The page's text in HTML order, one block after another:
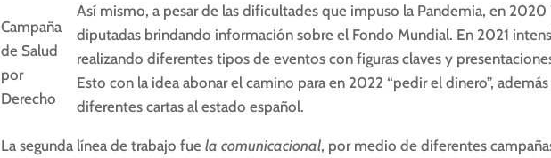
Campaña
de Salud
por
Derecho
Así mismo, a pesar de las dificultades que impuso la Pandemia, en
diputadas brindando información sobre el Fondo Mundial. En 2021
realizando diferentes tipos de eventos con figuras claves y
Esto con la idea abonar el camino para en 2022 “pedir el dinero”,
diferentes cartas al estado español.
La segunda línea de trabajo fuela comunicacional, por medio de diferentes